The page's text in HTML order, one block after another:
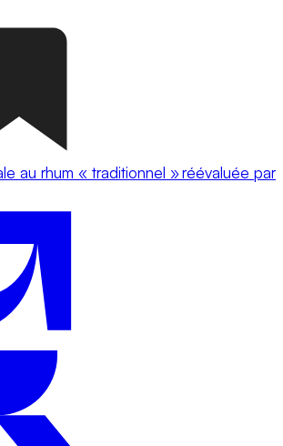
au rhum « traditionnel » réévaluée par